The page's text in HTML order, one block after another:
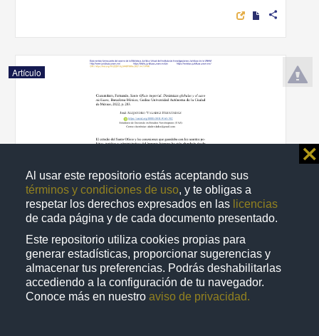
Al usar este repositorio estás aceptando sus
términos y condiciones de uso, y te obligas a
respetar los derechos expresados en las licencias
de cada página y de cada documento presentado.
Este repositorio utiliza cookies propias para
generar estadísticas, proporcionar sugerencias y
almacenar tus preferencias. Podrás deshabilitarlas
accediendo a la configuración de tu navegador.
Conoce más en nuestro aviso de privacidad.
⨯
share
Artículo
Santo Oficio imperial. Dinámicas globales y el caso siciliano
Valadez Fernández, José Alejandro - Instituto de Investigaciones